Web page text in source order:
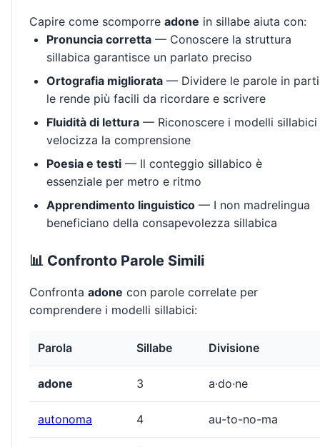
Capire come scomporre adone in sillabe aiuta con:
Pronuncia corretta — Conoscere la struttura
sillabica garantisce un parlato preciso
Ortografia migliorata — Dividere le parole in parti
le rende più facili da ricordare e scrivere
Fluidità di lettura — Riconoscere i modelli sillabici
velocizza la comprensione
Poesia e testi — Il conteggio sillabico è
essenziale per metro e ritmo
Apprendimento linguistico — I non madrelingua
beneficiano della consapevolezza sillabica
📊 Confronto Parole Simili
Confronta adone con parole correlate per
comprendere i modelli sillabici:
Parola Sillabe Divisione
adone 3 a·do·ne
autonoma 4 au-to-no-ma